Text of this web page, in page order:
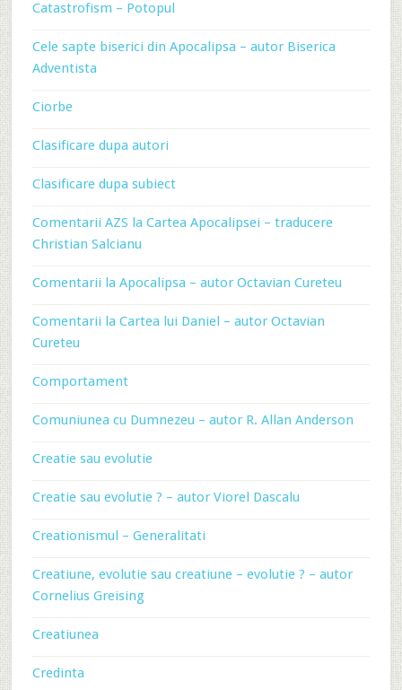
Catastrofism – Potopul
Cele sapte biserici din Apocalipsa – autor Biserica
Adventista
Ciorbe
Clasificare dupa autori
Clasificare dupa subiect
Comentarii AZS la Cartea Apocalipsei – traducere
Christian Salcianu
Comentarii la Apocalipsa – autor Octavian Cureteu
Comentarii la Cartea lui Daniel – autor Octavian
Cureteu
Comportament
Comuniunea cu Dumnezeu – autor R. Allan Anderson
Creatie sau evolutie
Creatie sau evolutie ? – autor Viorel Dascalu
Creationismul – Generalitati
Creatiune, evolutie sau creatiune – evolutie ? – autor
Cornelius Greising
Creatiunea
Credinta